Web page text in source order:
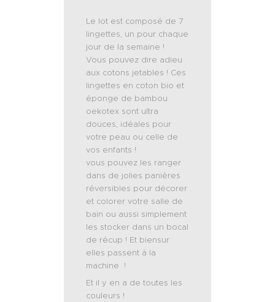
Le lot est composé de 7
lingettes, un pour chaque
jour de la semaine !
Vous pouvez dire adieu
aux cotons jetables ! Ces
lingettes en coton bio et
éponge de bambou
oekotex sont ultra
douces, idéales pour
votre peau ou celle de
vos enfants !
vous pouvez les ranger
dans de jolies panières
réversibles pour décorer
et colorer votre salle de
bain ou aussi simplement
les stocker dans un bocal
de récup ! Et biensur
elles passent à la
machine !
Et il y en a de toutes les
couleurs !